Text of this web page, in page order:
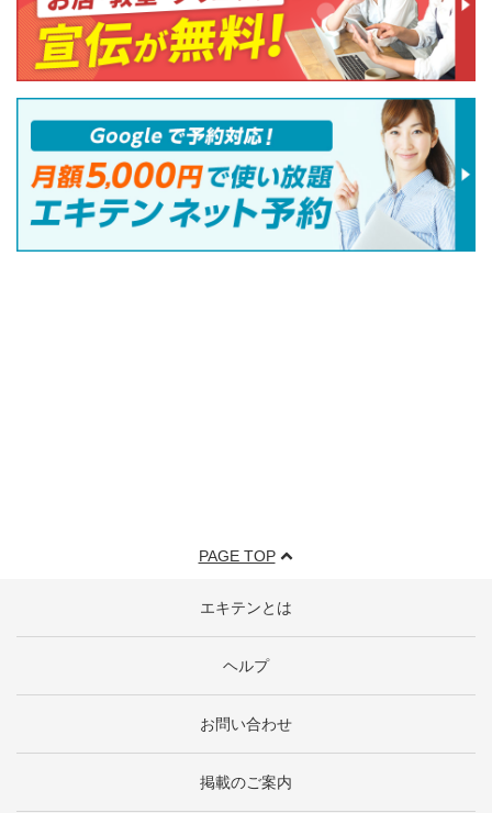
PAGE TOP
エキテンとは
ヘルプ
お問い合わせ
掲載のご案内